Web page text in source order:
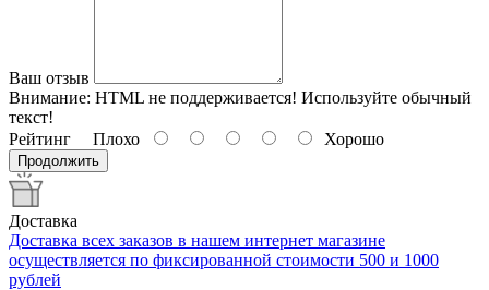
Ваш отзыв
Внимание: HTML не поддерживается! Используйте обычный
текст!
Рейтинг Плохо Хорошо
Продолжить
Доставка
Доставка всех заказов в нашем интернет магазине
осуществляется по фиксированной стоимости 500 и 1000
рублей